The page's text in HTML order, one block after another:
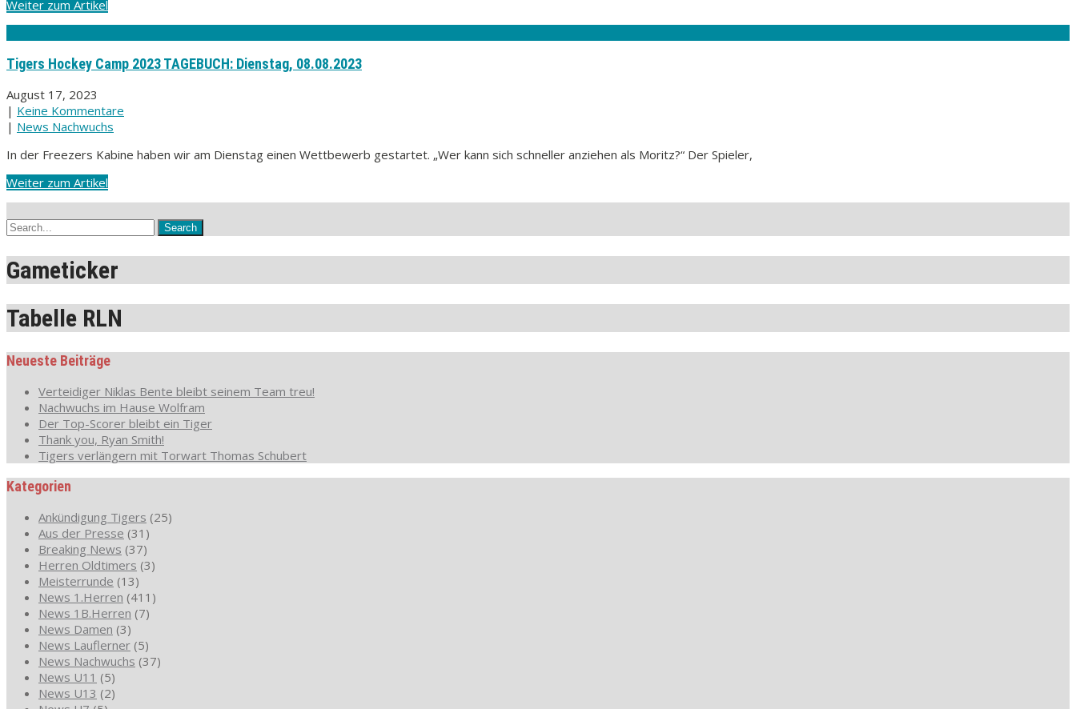
Weiter zum Artikel
Tigers Hockey Camp 2023 TAGEBUCH: Dienstag, 08.08.2023
August 17, 2023
| Keine Kommentare
| News Nachwuchs
In der Freezers Kabine haben wir am Dienstag einen Wettbewerb gestartet. „Wer kann sich schneller anziehen als Moritz?“ Der Spieler,
Weiter zum Artikel
Gameticker
Tabelle RLN
Neueste Beiträge
Verteidiger Niklas Bente bleibt seinem Team treu!
Nachwuchs im Hause Wolfram
Der Top-Scorer bleibt ein Tiger
Thank you, Ryan Smith!
Tigers verlängern mit Torwart Thomas Schubert
Kategorien
Ankündigung Tigers (25)
Aus der Presse (31)
Breaking News (37)
Herren Oldtimers (3)
Meisterrunde (13)
News 1.Herren (411)
News 1B.Herren (7)
News Damen (3)
News Lauflerner (5)
News Nachwuchs (37)
News U11 (5)
News U13 (2)